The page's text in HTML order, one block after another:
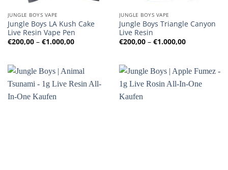
JUNGLE BOYS VAPE
Jungle Boys LA Kush Cake
Live Resin Vape Pen
€200,00 – €1.000,00Preisspanne:
€200,00
JUNGLE BOYS VAPE
Jungle Boys Triangle Canyon
Live Resin
€200,00 – €1.000,00
€200,00